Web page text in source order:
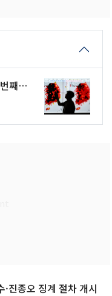
번째…
진종오 징계 절차 개시